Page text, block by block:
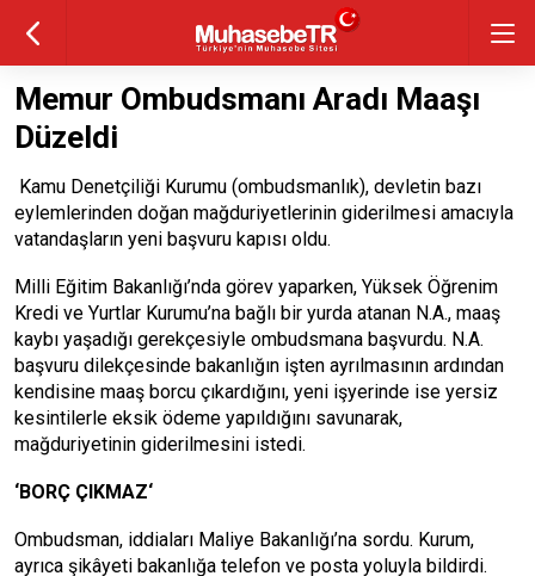
Memur Ombudsmanı Aradı Maaşı
Düzeldi
Kamu Denetçiliği Kurumu (ombudsmanlık), devletin bazı
eylemlerinden doğan mağduriyetlerinin giderilmesi amacıyla
vatandaşların yeni başvuru kapısı oldu.
Milli Eğitim Bakanlığı’nda görev yaparken, Yüksek Öğrenim
Kredi ve Yurtlar Kurumu’na bağlı bir yurda atanan N.A., maaş
kaybı yaşadığı gerekçesiyle ombudsmana başvurdu. N.A.
başvuru dilekçesinde bakanlığın işten ayrılmasının ardından
kendisine maaş borcu çıkardığını, yeni işyerinde ise yersiz
kesintilerle eksik ödeme yapıldığını savunarak,
mağduriyetinin giderilmesini istedi.
‘BORÇ ÇIKMAZ‘
Ombudsman, iddiaları Maliye Bakanlığı’na sordu. Kurum,
ayrıca şikâyeti bakanlığa telefon ve posta yoluyla bildirdi.